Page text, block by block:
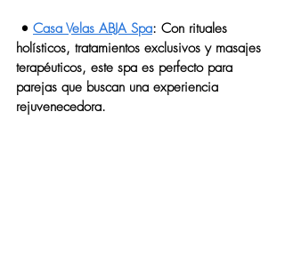
• Casa Velas ABJA Spa: Con rituales
holísticos, tratamientos exclusivos y masajes
terapéuticos, este spa es perfecto para
parejas que buscan una experiencia
rejuvenecedora.